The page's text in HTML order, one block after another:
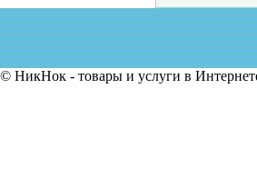
© НикНок - товары и услуги в